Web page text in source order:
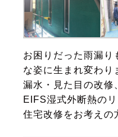
お困りだった雨漏り
な姿に生まれ変わり
漏水・見た目の改修
EIFS湿式外断熱のリ
住宅改修をお考えの